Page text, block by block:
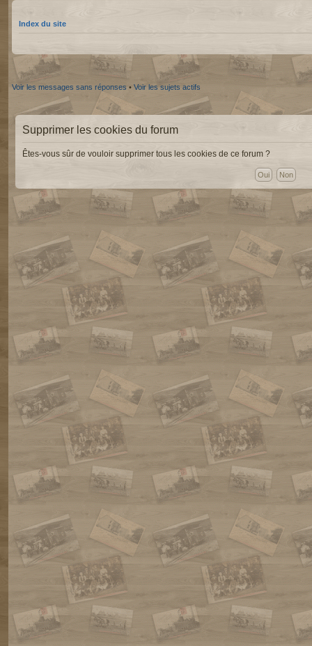
Index du site
Voir les messages sans réponses • Voir les sujets actifs
Supprimer les cookies du forum
Êtes-vous sûr de vouloir supprimer tous les cookies de ce forum ?